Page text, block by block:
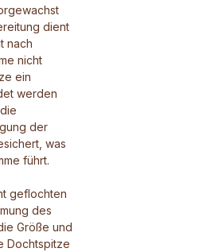
dient
nach
nicht
ein
werden
der
was
führt.
geflochten
des
Größe und
Dochtspitze